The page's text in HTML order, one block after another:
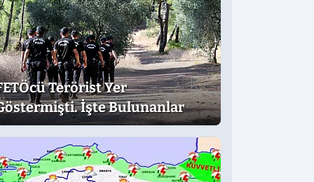
Terörist Yer
İşte Bulunanlar